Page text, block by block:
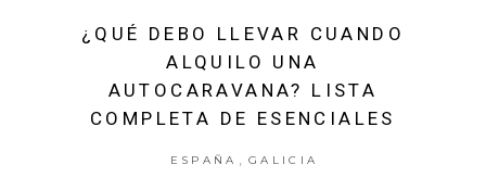
¿QUÉ DEBO LLEVAR CUANDO
ALQUILO UNA
AUTOCARAVANA? LISTA
COMPLETA DE ESENCIALES
ESPAÑA GALICIA